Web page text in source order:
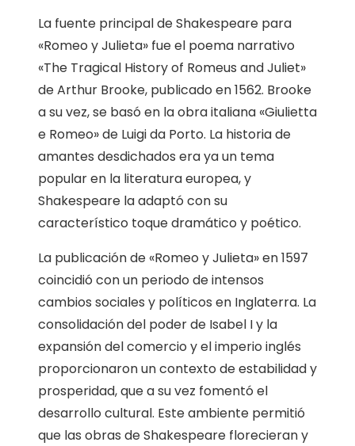
La fuente principal de Shakespeare para
«Romeo y Julieta» fue el poema narrativo
«The Tragical History of Romeus and Juliet»
de Arthur Brooke, publicado en 1562. Brooke
a su vez, se basó en la obra italiana «Giulietta
e Romeo» de Luigi da Porto. La historia de
amantes desdichados era ya un tema
popular en la literatura europea, y
Shakespeare la adaptó con su
característico toque dramático y poético.
La publicación de «Romeo y Julieta» en 1597
coincidió con un periodo de intensos
cambios sociales y políticos en Inglaterra. La
consolidación del poder de Isabel I y la
expansión del comercio y el imperio inglés
proporcionaron un contexto de estabilidad y
prosperidad, que a su vez fomentó el
desarrollo cultural. Este ambiente permitió
que las obras de Shakespeare florecieran y